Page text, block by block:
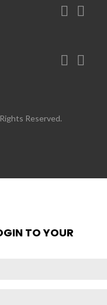
 
 
Reserved.
TO YOUR